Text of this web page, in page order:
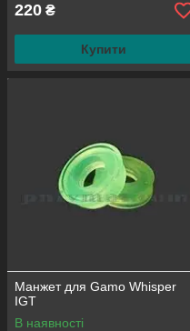
220 ₴
Купити
Манжет для Gamo Whisper
IGT
В наявності